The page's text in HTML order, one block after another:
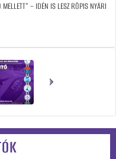
MELLETT” – IDÉN IS LESZ RÖPIS NYÁRI